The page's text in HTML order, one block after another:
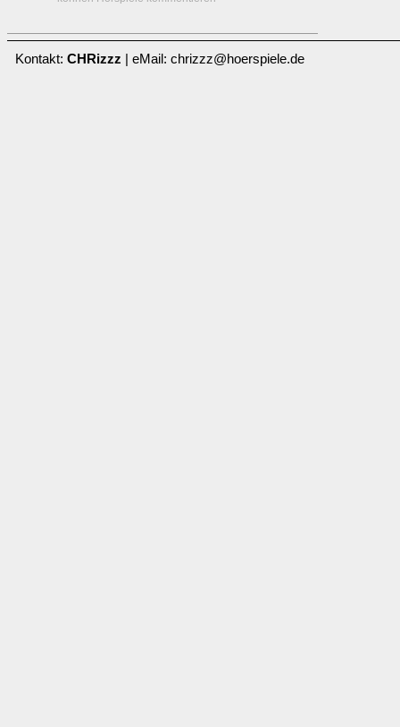
Kontakt: CHRizzz | eMail: chrizzz@hoerspiele.de